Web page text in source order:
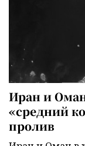
Иран и
«средний
пролив